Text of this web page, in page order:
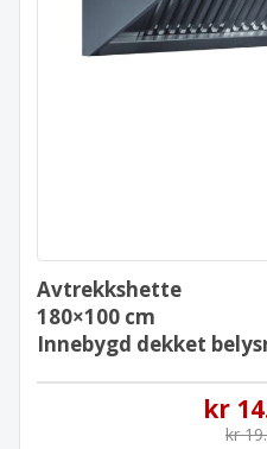
Avtrekkshette
180×100 cm
Innebygd dekket
kr
kr